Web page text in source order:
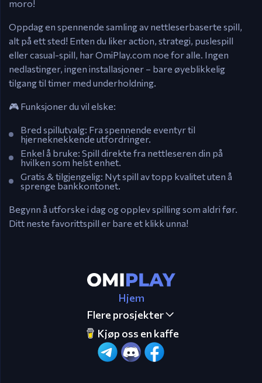
moro!
Oppdag en spennende samling av nettleserbaserte spill,
alt på ett sted! Enten du liker action, strategi, puslespill
eller casual-spill, har OmiPlay.com noe for alle. Ingen
nedlastinger, ingen installasjoner – bare øyeblikkelig
tilgang til timer med underholdning.
🎮 Funksjoner du vil elske:
Bred spillutvalg: Fra spennende eventyr til
hjerneknekkende utfordringer.
Enkel å bruke: Spill direkte fra nettleseren din på
hvilken som helst enhet.
Gratis & tilgjengelig: Nyt spill av topp kvalitet uten å
sprenge bankkontonet.
Begynn å utforske i dag og opplev spilling som aldri før.
Ditt neste favorittspill er bare et klikk unna!
Hjem
Flere prosjekter
Kjøp oss en kaffe